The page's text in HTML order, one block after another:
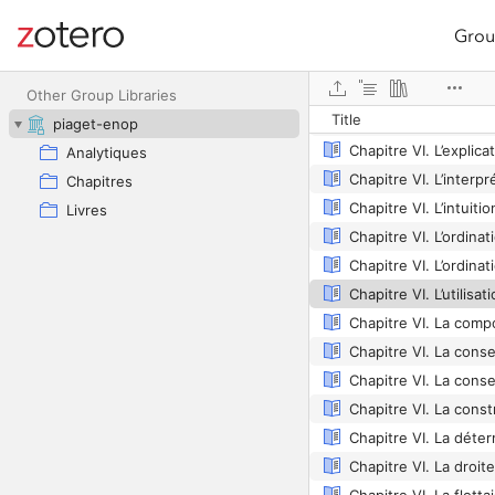
Site navigation
Other Group Libraries
piaget-enop
Analytiques
Chapitres
Livres
Title
Chapitre VI.
Chapitre VI.